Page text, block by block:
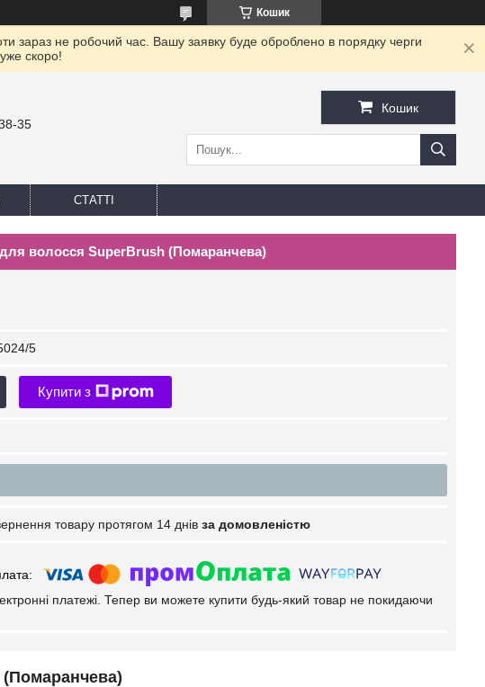
Кошик
зараз не робочий час. Вашу заявку буде оброблено в порядку черги
скоро!
35
Кошик
СТАТТІ
волосся SuperBrush (Помаранчева)
5
Купити з
товару протягом 14 днів за домовленістю
платежі. Тепер ви можете купити будь-який товар не покидаючи